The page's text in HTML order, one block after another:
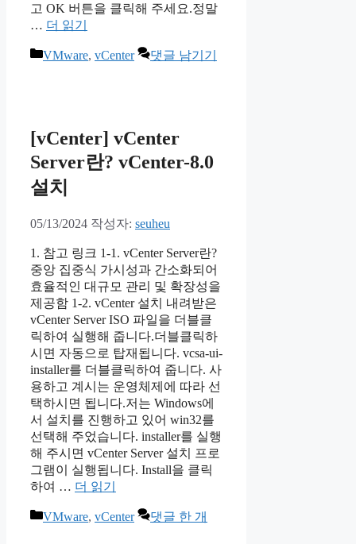
고 OK 버튼을 클릭해 주세요.정말
… 더 읽기
카
VMware, vCenter 댓글 남기기
[vCenter] vCenter
Server란? vCenter-8.0
설치
05/13/2024 작성자: seuheu
1. 참고 링크 1-1. vCenter Server란?
중앙 집중식 가시성과 간소화되어
효율적인 대규모 관리 및 확장성을
제공함 1-2. vCenter 설치 내려받은
vCenter Server ISO 파일을 더블클
릭하여 실행해 줍니다.더블클릭하
시면 자동으로 탑재됩니다. vcsa-ui-
installer를 더블클릭하여 줍니다. 사
용하고 계시는 운영체제에 따라 선
택하시면 됩니다.저는 Windows에
서 설치를 진행하고 있어 win32를
선택해 주었습니다. installer를 실행
해 주시면 vCenter Server 설치 프로
그램이 실행됩니다. Install을 클릭
하여 … 더 읽기
카
VMware, vCenter 댓글 한 개